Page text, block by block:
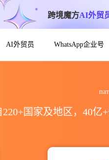
跨境魔方AI外贸
AI外贸员 WhatsApp企业号
220+国家及地区，40